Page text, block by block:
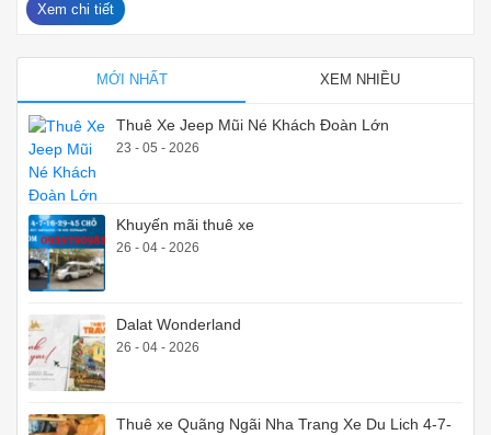
Xem chi tiết
MỚI NHẤT XEM NHIỀU
Thuê Xe Jeep Mũi Né Khách Đoàn Lớn
23 - 05 - 2026
Khuyến mãi thuê xe
26 - 04 - 2026
Dalat Wonderland
26 - 04 - 2026
Thuê xe Quãng Ngãi Nha Trang Xe Du Lich 4-7-